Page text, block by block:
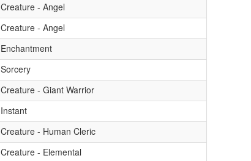
Creature - Angel
Creature - Angel
Enchantment
Sorcery
Creature - Giant Warrior
Instant
Creature - Human Cleric
Creature - Elemental